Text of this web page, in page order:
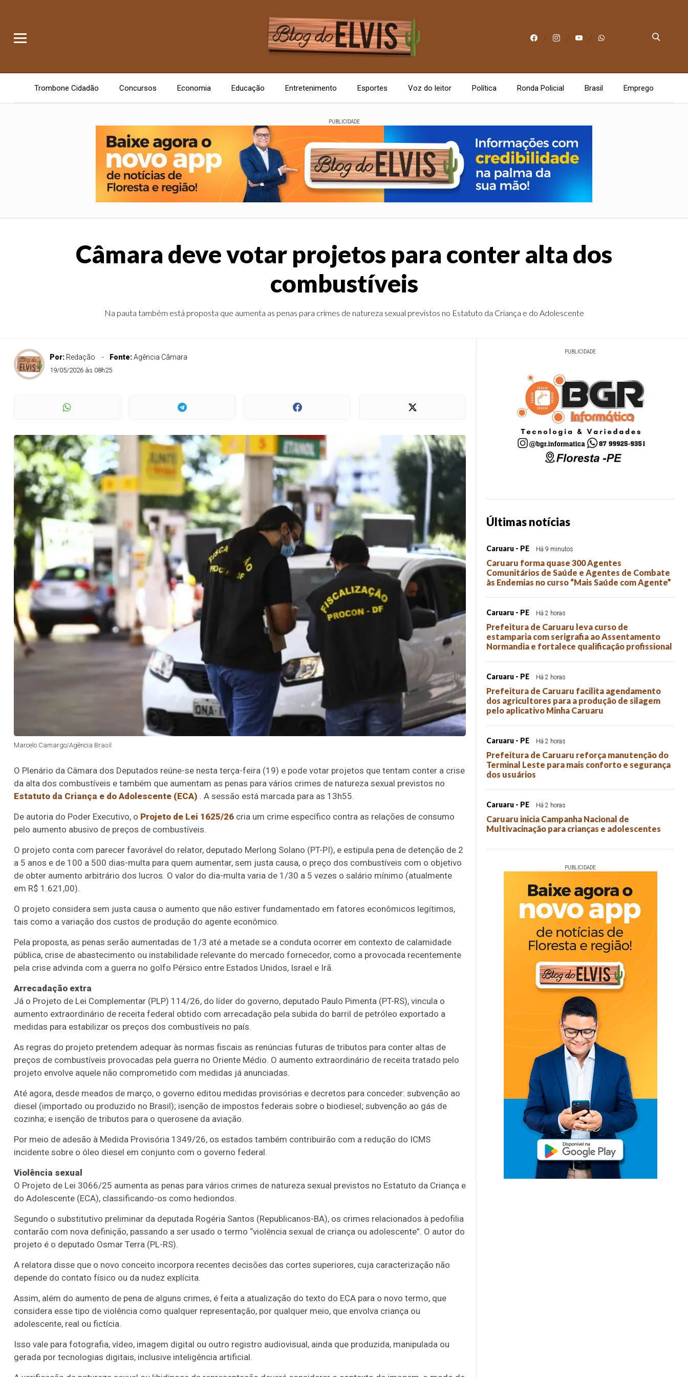
Trombone Cidadão Concursos Economia Educação Entretenimento Esportes Voz do leitor Política Ronda Policial Brasil Emprego
PUBLICIDADE
Câmara deve votar projetos para conter alta dos
combustíveis
Na pauta também está proposta que aumenta as penas para crimes de natureza sexual previstos no Estatuto da Criança e do Adolescente
Por: Redação Fonte:Agência Câmara
19/05/2026 às 08h25
Marcelo Camargo/Agência Brasil
O Plenário da Câmara dos Deputados reúne-se nesta terça-feira (19) e pode votar projetos que tentam conter a crise
da alta dos combustíveis e também que aumentam as penas para vários crimes de natureza sexual previstos no
Estatuto da Criança e do Adolescente (ECA) . A sessão está marcada para as 13h55.
De autoria do Poder Executivo, o Projeto de Lei 1625/26 cria um crime específico contra as relações de consumo
pelo aumento abusivo de preços de combustíveis.
O projeto conta com parecer favorável do relator, deputado Merlong Solano (PT-PI), e estipula pena de detenção de 2
a 5 anos e de 100 a 500 dias-multa para quem aumentar, sem justa causa, o preço dos combustíveis com o objetivo
de obter aumento arbitrário dos lucros. O valor do dia-multa varia de 1/30 a 5 vezes o salário mínimo (atualmente
em R$ 1.621,00).
O projeto considera sem justa causa o aumento que não estiver fundamentado em fatores econômicos legítimos,
tais como a variação dos custos de produção do agente econômico.
Pela proposta, as penas serão aumentadas de 1/3 até a metade se a conduta ocorrer em contexto de calamidade
pública, crise de abastecimento ou instabilidade relevante do mercado fornecedor, como a provocada recentemente
pela crise advinda com a guerra no golfo Pérsico entre Estados Unidos, Israel e Irã.
Arrecadação extra
Já o Projeto de Lei Complementar (PLP) 114/26, do líder do governo, deputado Paulo Pimenta (PT-RS), vincula o
aumento extraordinário de receita federal obtido com arrecadação pela subida do barril de petróleo exportado a
medidas para estabilizar os preços dos combustíveis no país.
As regras do projeto pretendem adequar às normas fiscais as renúncias futuras de tributos para conter altas de
preços de combustíveis provocadas pela guerra no Oriente Médio. O aumento extraordinário de receita tratado pelo
projeto envolve aquele não comprometido com medidas já anunciadas.
Até agora, desde meados de março, o governo editou medidas provisórias e decretos para conceder: subvenção ao
diesel (importado ou produzido no Brasil); isenção de impostos federais sobre o biodiesel; subvenção ao gás de
cozinha; e isenção de tributos para o querosene da aviação.
Por meio de adesão à Medida Provisória 1349/26, os estados também contribuirão com a redução do ICMS
incidente sobre o óleo diesel em conjunto com o governo federal.
Violência sexual
O Projeto de Lei 3066/25 aumenta as penas para vários crimes de natureza sexual previstos no Estatuto da Criança e
do Adolescente (ECA), classificando-os como hediondos.
Segundo o substitutivo preliminar da deputada Rogéria Santos (Republicanos-BA), os crimes relacionados à pedofilia
contarão com nova definição, passando a ser usado o termo “violência sexual de criança ou adolescente”. O autor do
projeto é o deputado Osmar Terra (PL-RS).
A relatora disse que o novo conceito incorpora recentes decisões das cortes superiores, cuja caracterização não
depende do contato físico ou da nudez explícita.
Assim, além do aumento de pena de alguns crimes, é feita a atualização do texto do ECA para o novo termo, que
considera esse tipo de violência como qualquer representação, por qualquer meio, que envolva criança ou
adolescente, real ou fictícia.
Isso vale para fotografia, vídeo, imagem digital ou outro registro audiovisual, ainda que produzida, manipulada ou
gerada por tecnologias digitais, inclusive inteligência artificial.
PUBLICIDADE
Últimas notícias
Caruaru - PE Há 9 minutos
Caruaru forma quase 300 Agentes
Comunitários de Saúde e Agentes de Combate
às Endemias no curso “Mais Saúde com Agente”
Caruaru - PE Há 2 horas
Prefeitura de Caruaru leva curso de
estamparia com serigrafia ao Assentamento
Normandia e fortalece qualificação profissional
Caruaru - PE Há 2 horas
Prefeitura de Caruaru facilita agendamento
dos agricultores para a produção de silagem
pelo aplicativo Minha Caruaru
Caruaru - PE Há 2 horas
Prefeitura de Caruaru reforça manutenção do
Terminal Leste para mais conforto e segurança
dos usuários
Caruaru - PE Há 2 horas
Caruaru inicia Campanha Nacional de
Multivacinação para crianças e adolescentes
PUBLICIDADE